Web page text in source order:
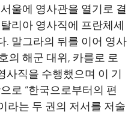
울에 영사관을 열기로 결
리아 영사직에 프란체세
. 말그라의 뒤를 이어 영사
의 해군 대위, 카를로 로
사직을 수행했으며 이 기
로 “한국으로부터의 편
라는 두 권의 저서를 저술